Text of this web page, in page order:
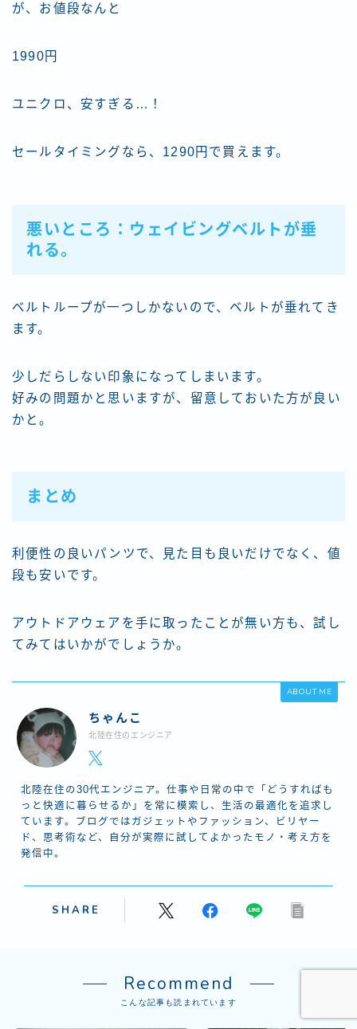
Follow Me
が、お値段なんと
1990円
ユニクロ、安すぎる…！
セールタイミングなら、 1290円 で買えます。
悪いところ：ウェイビングベルトが垂
れる。
ベルトループが一つしかないので、ベルトが垂れてき
ます。
少しだらしない印象になってしまいます。
好みの問題かと思いますが、留意しておいた方が良い
かと。
まとめ
利便性の良いパンツで、見た目も良いだけでなく、値
段も安いです。
アウトドアウェアを手に取ったことが無い方も、試し
てみてはいかがでしょうか。
ABOUT ME
ちゃんこ
北陸在住のエンジニア
北陸在住の30代エンジニア。仕事や日常の中で「どうすればも
っと快適に暮らせるか」を常に模索し、生活の最適化を追求し
ています。ブログではガジェットやファッション、ビリヤー
ド、思考術など、自分が実際に試してよかったモノ・考え方を
発信中。
SHARE
Recommend
こんな記事も読まれています